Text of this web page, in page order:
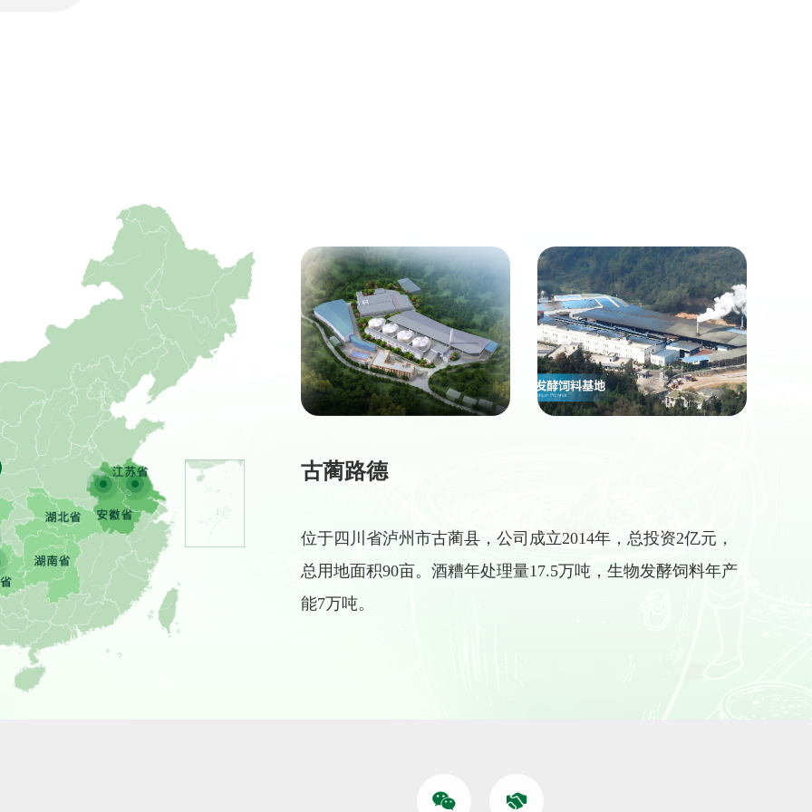
古蔺路德
位于四川省泸州市古蔺县，公司成立2014年，总投资2亿元，
总用地面积90亩。酒糟年处理量17.5万吨，生物发酵饲料年产
能7万吨。